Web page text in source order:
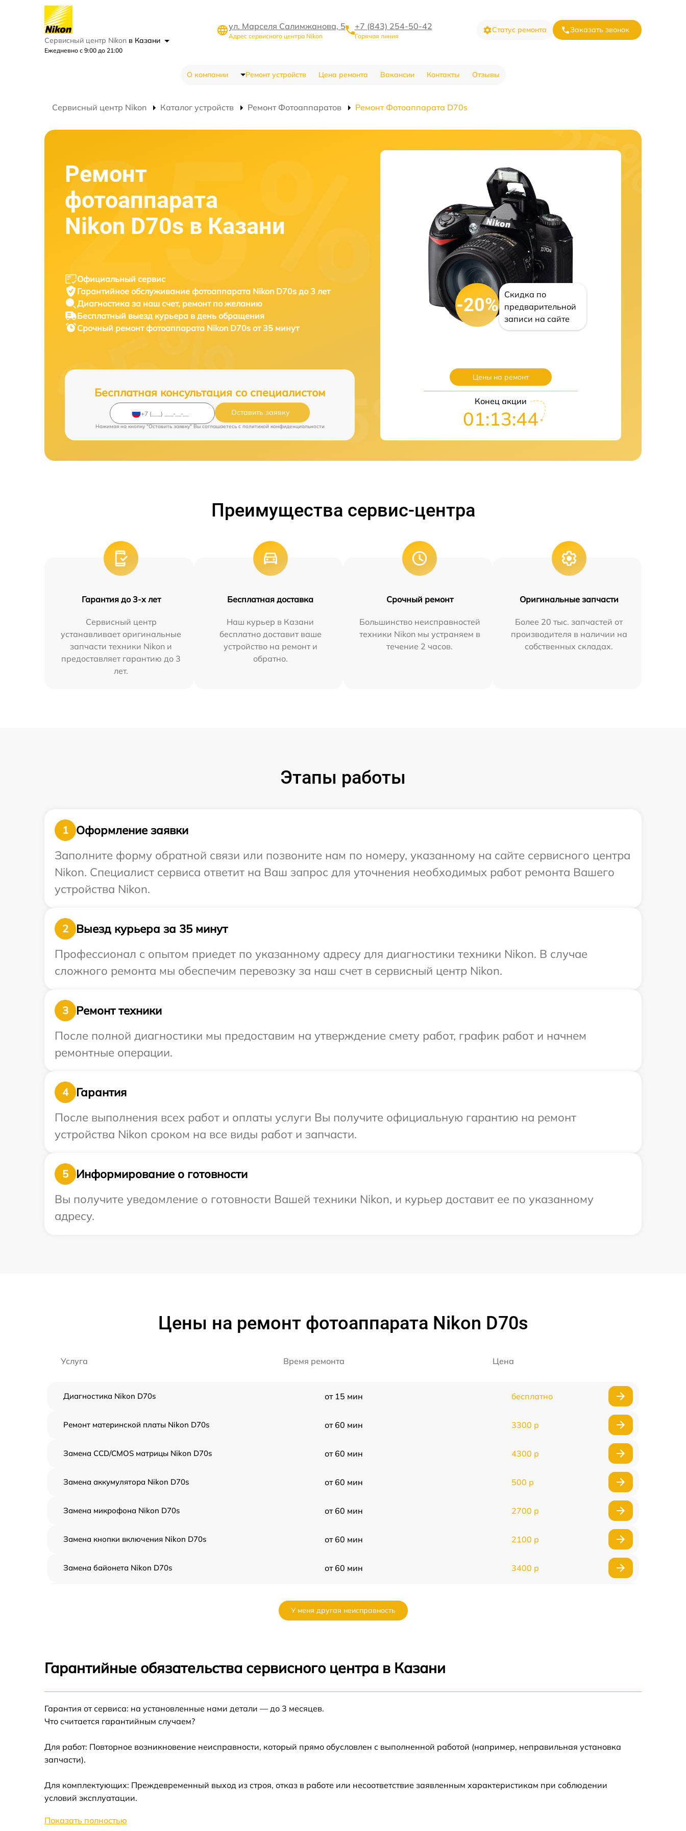
Сервисный центр Nikon в Казани
Ежедневно с 9:00 до 21:00
ул. Марселя Салимжанова, 5
Адрес сервисного центра Nikon
+7 (843) 254-50-42
Горячая линия
Статус ремонта Заказать звонок
О компании Ремонт устройств Цена ремонта Вакансии Контакты Отзывы
Сервисный центр Nikon Каталог устройств Ремонт Фотоаппаратов Ремонт Фотоаппарата D70s
Ремонт
фотоаппарата
Nikon D70s в Казани
Официальный сервис
Гарантийное обслуживание фотоаппарата Nikon D70s до 3 лет
Диагностика за наш счет, ремонт по желанию
Бесплатный выезд курьера в день обращения
Срочный ремонтфотоаппарата Nikon D70s от 35 минут
Бесплатная консультация со специалистом
Оставить заявку
Нажимая на кнопку "Оставить заявку" Вы соглашаетесь c политикой конфиденциальности
-20%
Скидка по
предварительной
записи на сайте
Цены на ремонт
Конец акции
01:13:43
Преимущества сервис-центра
Гарантия до 3-х лет
Сервисный центр
устанавливает оригинальные
запчасти техники Nikon и
предоставляет гарантию до 3
лет.
Бесплатная доставка
Наш курьер в Казани
бесплатно доставит ваше
устройство на ремонт и
обратно.
Срочный ремонт
Большинство неисправностей
техники Nikon мы устраняем в
течение 2 часов.
Оригинальные запчасти
Более 20 тыс. запчастей от
производителя в наличии на
собственных складах.
Этапы работы
1
Оформление заявки
Заполните форму обратной связи или позвоните нам по номеру, указанному на сайте сервисного центра
Nikon. Специалист сервиса ответит на Ваш запрос для уточнения необходимых работ ремонта Вашего
устройства Nikon.
2
Выезд курьера за 35 минут
Профессионал с опытом приедет по указанному адресу для диагностики техники Nikon. В случае
сложного ремонта мы обеспечим перевозку за наш счет в сервисный центр Nikon.
3
Ремонт техники
После полной диагностики мы предоставим на утверждение смету работ, график работ и начнем
ремонтные операции.
4
Гарантия
После выполнения всех работ и оплаты услуги Вы получите официальную гарантию на ремонт
устройства Nikon сроком на все виды работ и запчасти.
5
Информирование о готовности
Вы получите уведомление о готовности Вашей техники Nikon, и курьер доставит ее по указанному
адресу.
Цены на ремонт фотоаппарата Nikon D70s
Услуга Время ремонта Цена
Диагностика Nikon D70s от 15 мин бесплатно
Ремонт материнской платы Nikon D70s от 60 мин 3300 р
Замена CCD/CMOS матрицы Nikon D70s от 60 мин 4300 р
Замена аккумулятора Nikon D70s от 60 мин 500 р
Замена микрофона Nikon D70s от 60 мин 2700 р
Замена кнопки включения Nikon D70s от 60 мин 2100 р
Замена байонета Nikon D70s от 60 мин 3400 р
Замена затвора Nikon D70s
Замена дисплея (экрана) Nikon D70s
Замена фокусировочного экрана Nikon D70s
У меня другая неисправность
Гарантийные обязательства сервисного центра в Казани
Гарантия от сервиса: на установленные нами детали — до 3 месяцев.
Что считается гарантийным случаем?
Для работ: Повторное возникновение неисправности, который прямо обусловлен с выполненной работой (например, неправильная установка
запчасти).
Для комплектующих: Преждевременный выход из строя, отказ в работе или несоответствие заявленным характеристикам при соблюдении
условий эксплуатации.
Показать полностью